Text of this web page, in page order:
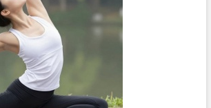
й
к
о
р
а